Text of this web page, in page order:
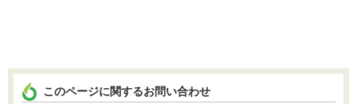
このページに関するお問い合わせ